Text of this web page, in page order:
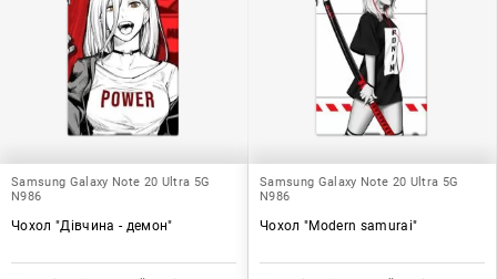
Samsung Galaxy Note 20 Ultra 5G
N986
Чохол "Дівчина - демон"
Samsung Galaxy Note 20 Ultra 5G
N986
Чохол "Modern samurai"